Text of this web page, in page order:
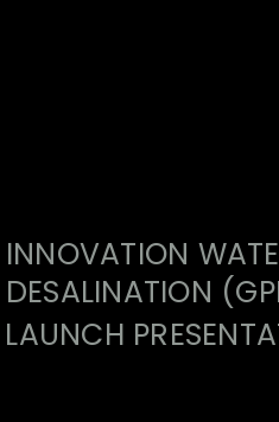
INNOVATION
DESALINATION
LAUNCH